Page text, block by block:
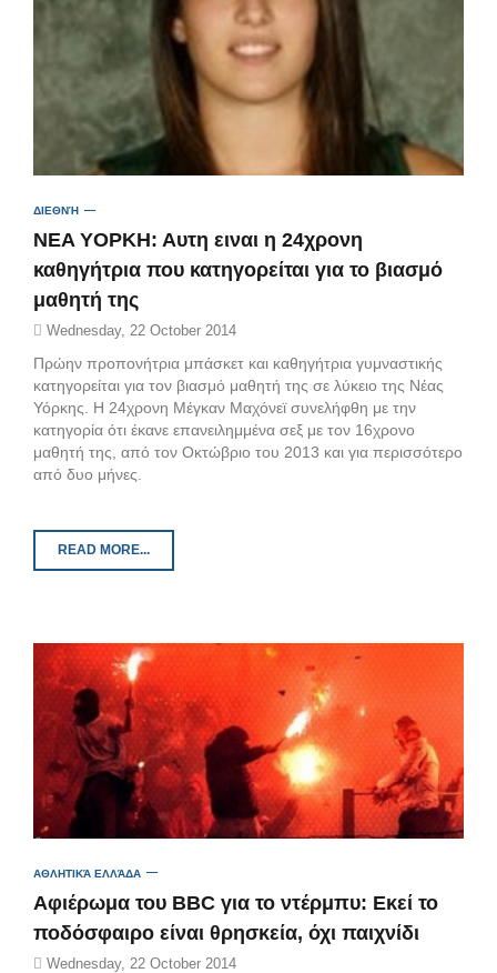
ΔΙΕΘΝΉ
NEA YOΡΚΗ: Αυτη ειναι η 24χρονη
καθηγήτρια που κατηγορείται για το βιασμό
μαθητή της
Wednesday, 22 October 2014
Πρώην προπονήτρια μπάσκετ και καθηγήτρια γυμναστικής
κατηγορείται για τον βιασμό μαθητή της σε λύκειο της Νέας
Υόρκης. Η 24χρονη Μέγκαν Μαχόνεϊ συνελήφθη με την
κατηγορία ότι έκανε επανειλημμένα σεξ με τον 16χρονο
μαθητή της, από τον Οκτώβριο του 2013 και για περισσότερο
από δυο μήνες.
READ MORE...
ΑΘΛΗΤΙΚΆ ΕΛΛΆΔΑ
Αφιέρωμα του BBC για το ντέρμπυ: Εκεί το
ποδόσφαιρο είναι θρησκεία, όχι παιχνίδι
Wednesday, 22 October 2014